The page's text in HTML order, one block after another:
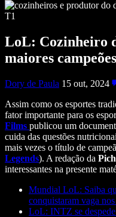
LoL: Cozinheiro
maiores
Dory de Paula 15 out, 2024
Assim como os esportes
fator importante para os
Films publicou um
cuida das questões
mais vezes o título de
Legends). A redação da
interessantes na presente
Mundial LoL: Saiba
conquistaram vaga
LoL: INTZ se